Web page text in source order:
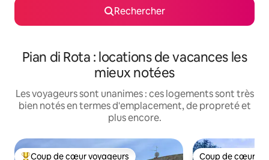
Rechercher
Pian di Rota : locations de vacances les
mieux notées
Les voyageurs sont unanimes : ces logements sont très
bien notés en termes d'emplacement, de propreté et
plus encore.
Coup de cœur voyageurs Coup de cœur